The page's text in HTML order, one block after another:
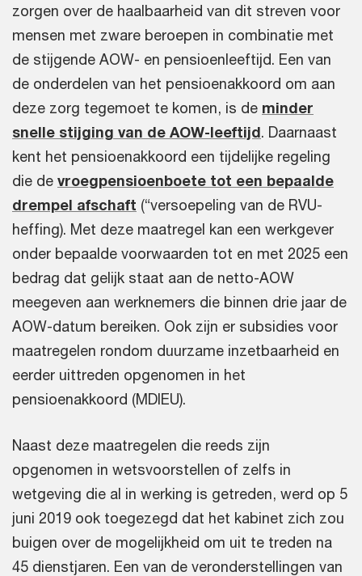
zorgen over de haalbaarheid van dit streven voor
mensen met zware beroepen in combinatie met
de stijgende AOW- en pensioenleeftijd. Een van
de onderdelen van het pensioenakkoord om aan
deze zorg tegemoet te komen, is de minder
snelle stijging van de AOW-leeftijd. Daarnaast
kent het pensioenakkoord een tijdelijke regeling
die de vroegpensioenboete tot een bepaalde
drempel afschaft (“versoepeling van de RVU-
heffing). Met deze maatregel kan een werkgever
onder bepaalde voorwaarden tot en met 2025 een
bedrag dat gelijk staat aan de netto-AOW
meegeven aan werknemers die binnen drie jaar de
AOW-datum bereiken. Ook zijn er subsidies voor
maatregelen rondom duurzame inzetbaarheid en
eerder uittreden opgenomen in het
pensioenakkoord (MDIEU).
Naast deze maatregelen die reeds zijn
opgenomen in wetsvoorstellen of zelfs in
wetgeving die al in werking is getreden, werd op 5
juni 2019 ook toegezegd dat het kabinet zich zou
buigen over de mogelijkheid om uit te treden na
45 dienstjaren. Een van de veronderstellingen van